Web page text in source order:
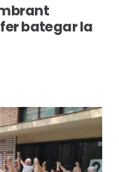
bategar la